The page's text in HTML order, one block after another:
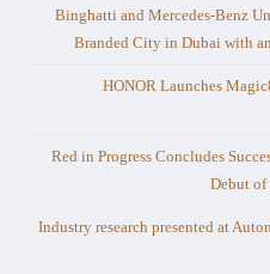
Binghatti and Mercedes-Benz
Branded City in Dubai with
HONOR Launches
Red in Progress Concludes
Debut
Industry research presented at